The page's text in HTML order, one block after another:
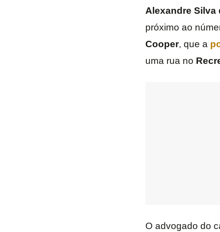
Alexandre Silva
próximo ao
Cooper, que a
uma rua no
O advogado do